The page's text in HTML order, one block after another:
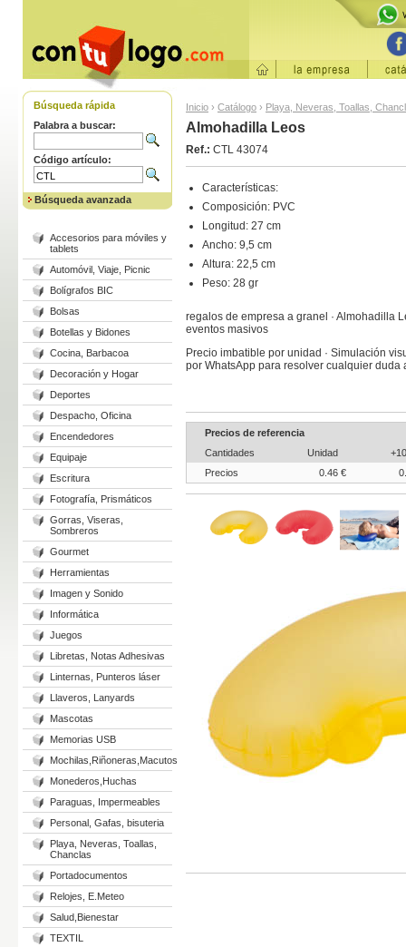
Búsqueda rápida
Palabra a buscar:
Código artículo:
Búsqueda avanzada
Accesorios para móviles y
tablets
Automóvil, Viaje, Picnic
Bolígrafos BIC
Bolsas
Botellas y Bidones
Cocina, Barbacoa
Decoración y Hogar
Deportes
Despacho, Oficina
Encendedores
Equipaje
Escritura
Fotografía, Prismáticos
Gorras, Viseras,
Sombreros
Gourmet
Herramientas
Imagen y Sonido
Informática
Juegos
Libretas, Notas Adhesivas
Linternas, Punteros láser
Llaveros, Lanyards
Mascotas
Memorias USB
Mochilas,Riñoneras,Macutos
Monederos,Huchas
Paraguas, Impermeables
Personal, Gafas, bisuteria
Playa, Neveras, Toallas,
Chanclas
Portadocumentos
Relojes, E.Meteo
Salud,Bienestar
TEXTIL
Inicio › Catálogo › Playa, Neveras, Toallas,
Almohadilla Leos
Ref.: CTL 43074
Características:
Composición: PVC
Longitud: 27 cm
Ancho: 9,5 cm
Altura: 22,5 cm
Peso: 28 gr
regalos de empresa a granel · Almohadilla
eventos masivos
Precio imbatible por unidad · Simulación
por WhatsApp para resolver cualquier duda
Precios de referencia
Cantidades
Unidad
Precios
0.46 €